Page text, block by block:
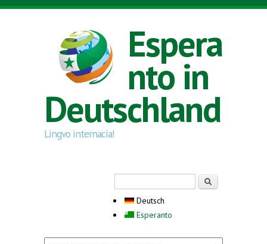
Direkt zum Inhalt
Espera
nto in
Deutschland
Lingvo internacia!
Deutsch
Esperanto